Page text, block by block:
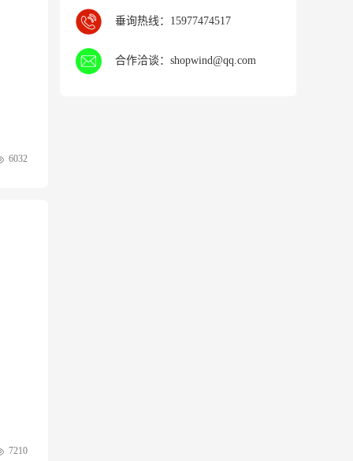
6032
7210
垂询热线： 15977474517
合作洽谈： shopwind@qq.com